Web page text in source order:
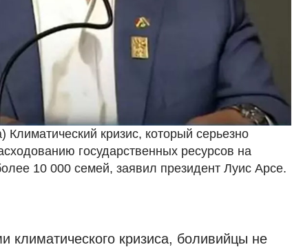
кризис, который серьезно
государственных ресурсов на
10 000 семей, заявил президент Луис Арсе.
климатического кризиса, боливийцы не